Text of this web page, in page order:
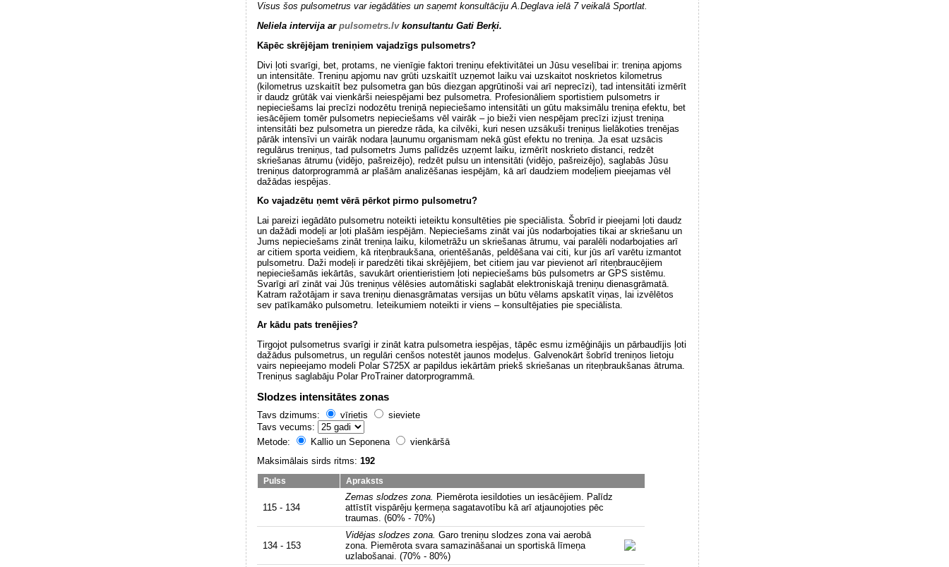
Visus šos pulsometrus var iegādāties un saņemt konsultāciju A.Deglava ielā 7 veikalā Sportlat.
Neliela intervija ar pulsometrs.lvkonsultantu Gati Berķi.
Kāpēc skrējējam treniņiem vajadzīgs pulsometrs?
Divi ļoti svarīgi, bet, protams, ne vienīgie faktori treniņu efektivitātei un Jūsu veselībai ir: treniņa apjoms
un intensitāte. Treniņu apjomu nav grūti uzskaitīt uzņemot laiku vai uzskaitot noskrietos kilometrus
(kilometrus uzskaitīt bez pulsometra gan būs diezgan apgrūtinoši vai arī neprecīzi), tad intensitāti izmērīt
ir daudz grūtāk vai vienkārši neiespējami bez pulsometra. Profesionāliem sportistiem pulsometrs ir
nepieciešams lai precīzi nodozētu treniņā nepieciešamo intensitāti un gūtu maksimālu treniņa efektu, bet
iesācējiem tomēr pulsometrs nepieciešams vēl vairāk – jo bieži vien nespējam precīzi izjust treniņa
intensitāti bez pulsometra un pieredze rāda, ka cilvēki, kuri nesen uzsākuši treniņus lielākoties trenējas
pārāk intensīvi un vairāk nodara ļaunumu organismam nekā gūst efektu no treniņa. Ja esat uzsācis
regulārus treniņus, tad pulsometrs Jums palīdzēs uzņemt laiku, izmērīt noskrieto distanci, redzēt
skriešanas ātrumu (vidējo, pašreizējo), redzēt pulsu un intensitāti (vidējo, pašreizējo), saglabās Jūsu
treniņus datorprogrammā ar plašām analizēšanas iespējām, kā arī daudziem modeļiem pieejamas vēl
dažādas iespējas.
Ko vajadzētu ņemt vērā pērkot pirmo pulsometru?
Lai pareizi iegādāto pulsometru noteikti ieteiktu konsultēties pie speciālista. Šobrīd ir pieejami ļoti daudz
un dažādi modeļi ar ļoti plašām iespējām. Nepieciešams zināt vai jūs nodarbojaties tikai ar skriešanu un
Jums nepieciešams zināt treniņa laiku, kilometrāžu un skriešanas ātrumu, vai paralēli nodarbojaties arī
ar citiem sporta veidiem, kā riteņbraukšana, orientēšanās, peldēšana vai citi, kur jūs arī varētu izmantot
pulsometru. Daži modeļi ir paredzēti tikai skrējējiem, bet citiem jau var pievienot arī riteņbraucējiem
nepieciešamās iekārtās, savukārt orientieristiem ļoti nepieciešams būs pulsometrs ar GPS sistēmu.
Svarīgi arī zināt vai Jūs treniņus vēlēsies automātiski saglabāt elektroniskajā treniņu dienasgrāmatā.
Katram ražotājam ir sava treniņu dienasgrāmatas versijas un būtu vēlams apskatīt viņas, lai izvēlētos
sev patīkamāko pulsometru. Ieteikumiem noteikti ir viens – konsultējaties pie speciālista.
Ar kādu pats trenējies?
Tirgojot pulsometrus svarīgi ir zināt katra pulsometra iespējas, tāpēc esmu izmēģinājis un pārbaudījis ļoti
dažādus pulsometrus, un regulāri cenšos notestēt jaunos modeļus. Galvenokārt šobrīd treniņos lietoju
vairs nepieejamo modeli Polar S725X ar papildus iekārtām priekš skriešanas un riteņbraukšanas ātruma.
Treniņus saglabāju Polar ProTrainer datorprogrammā.
Slodzes intensitātes zonas
Tavs dzimums: vīrietis
sieviete
Tavs vecums:
Metode:
Kallio un Seponena
vienkāršā
Maksimālais sirds ritms: 192
Pulss Apraksts
115 - 134
Zemas slodzes zona. Piemērota iesildoties un iesācējiem. Palīdz
attīstīt vispārēju ķermeņa sagatavotību kā arī atjaunojoties pēc
traumas. (60% - 70%)
134 - 153
Vidējas slodzes zona. Garo treniņu slodzes zona vai aerobā
zona. Piemērota svara samazināšanai un sportiskā līmeņa
uzlabošanai. (70% - 80%)